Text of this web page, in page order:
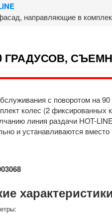
направляющие в
ГРАДУСОВ,
с поворотом на
колес (2 фиксированных
линия раздачи HOT-
и устанавливаются